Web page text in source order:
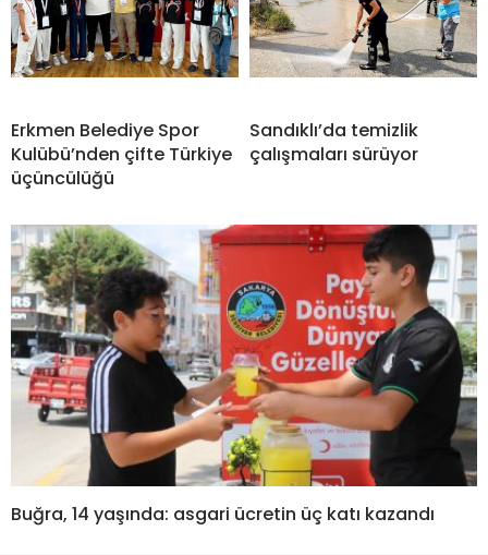
Erkmen Belediye Spor
Kulübü’nden çifte Türkiye
üçüncülüğü
Sandıklı’da temizlik
çalışmaları sürüyor
Buğra, 14 yaşında: asgari ücretin üç katı kazandı